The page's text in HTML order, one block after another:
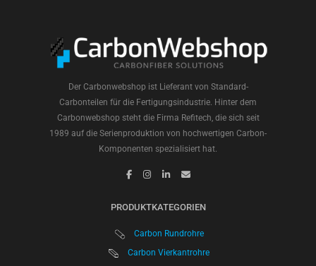
Der Carbonwebshop ist Lieferant von Standard-
Carbonteilen für die Fertigungsindustrie. Hinter dem
Carbonwebshop steht die Firma Refitech, die sich seit
1989 auf die Serienproduktion von hochwertigen Carbon-
Komponenten spezialisiert hat.
PRODUKTKATEGORIEN
Carbon Rundrohre
Carbon Vierkantrohre